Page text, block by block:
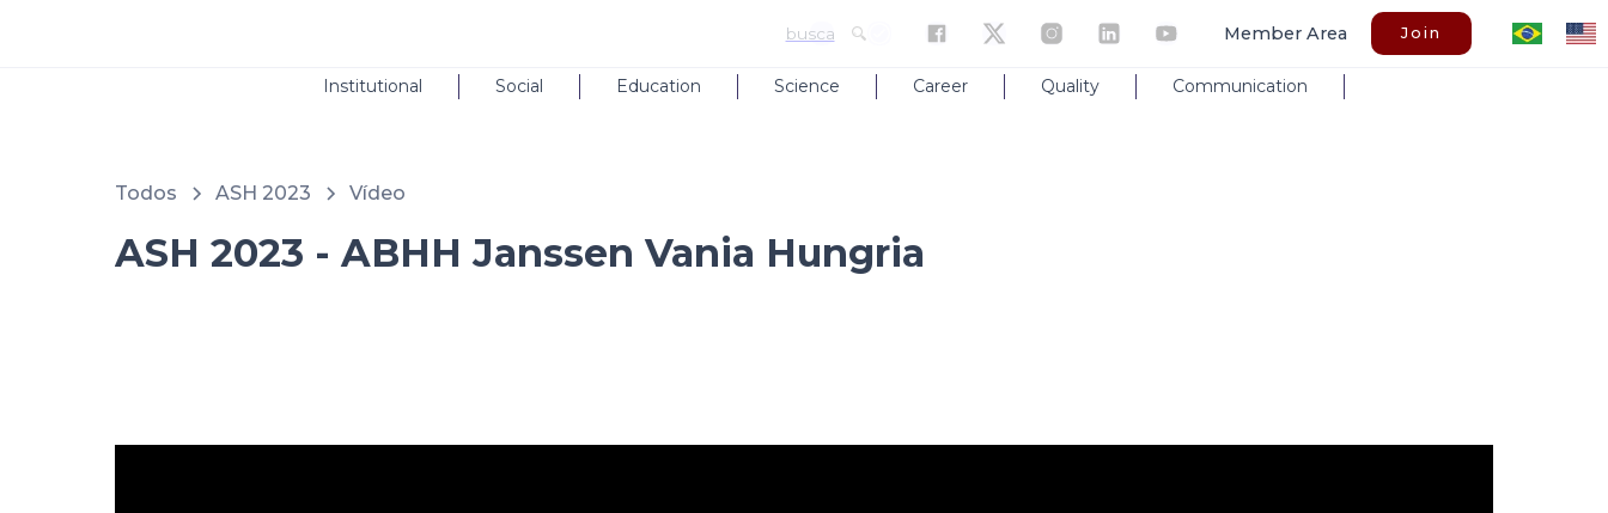
busca Member Area Join
Institutional Social Education Science Career Quality Communication
Todos ASH 2023 Vídeo
ASH 2023 - ABHH Janssen Vania Hungria